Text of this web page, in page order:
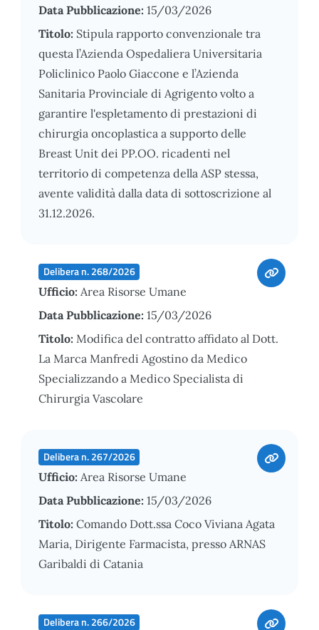
Data Pubblicazione: 15/03/2026
Titolo: Stipula rapporto convenzionale tra
questa l’Azienda Ospedaliera Universitaria
Policlinico Paolo Giaccone e l’Azienda
Sanitaria Provinciale di Agrigento volto a
garantire l'espletamento di prestazioni di
chirurgia oncoplastica a supporto delle
Breast Unit dei PP.OO. ricadenti nel
territorio di competenza della ASP stessa,
avente validità dalla data di sottoscrizione al
31.12.2026.
Delibera n. 268/2026
Ufficio: Area Risorse Umane
Data Pubblicazione: 15/03/2026
Titolo: Modifica del contratto affidato al Dott.
La Marca Manfredi Agostino da Medico
Specializzando a Medico Specialista di
Chirurgia Vascolare
Delibera n. 267/2026
Ufficio: Area Risorse Umane
Data Pubblicazione: 15/03/2026
Titolo: Comando Dott.ssa Coco Viviana Agata
Maria, Dirigente Farmacista, presso ARNAS
Garibaldi di Catania
Delibera n. 266/2026